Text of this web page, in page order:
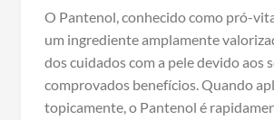
O Pantenol, conhecido como pró-
um ingrediente amplamente
dos cuidados com a pele devido aos
comprovados benefícios. Quando
topicamente, o Pantenol é